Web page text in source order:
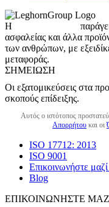
Η
ασφαλείας και άλλα
των ανθρώπων, με
μεταφοράς.
ΣΗΜΕΊΩΣΗ
Οι εξατομικεύσεις στα
σκοπούς επίδειξης.
Αυτός ο ιστότοπος
Απορρήτου και οι
ISO 17712: 2013
ISO 9001
Επικοινωνήστε
Blog
ΕΠΙΚΟΙΝΩΝΉΣΤΕ